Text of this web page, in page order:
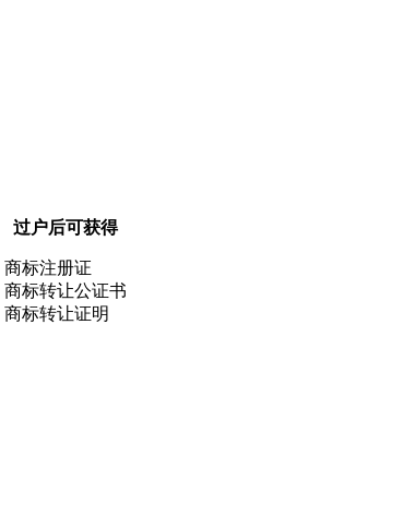
过户后可获得
商标注册证
商标转让公证书
商标转让证明